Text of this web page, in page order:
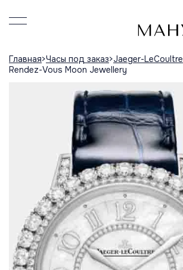
Главная Часы под заказ Jaeger-LeCoultre
Rendez-Vous Moon Jewellery